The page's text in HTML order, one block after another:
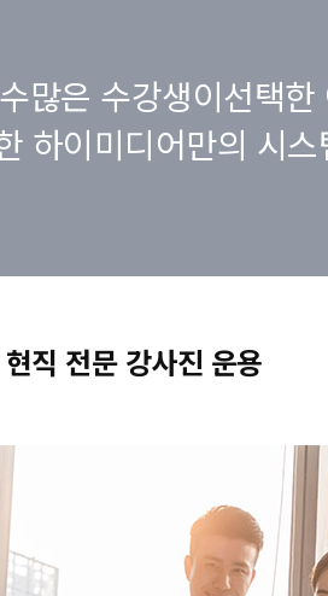
많은 수강생이선택한
하이미디어만의 시
직 전문 강사진 운용